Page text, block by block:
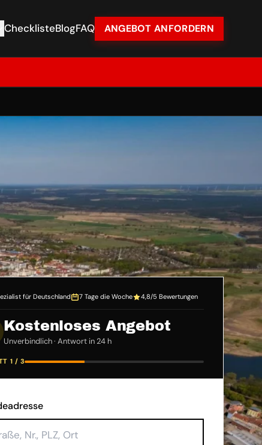
ChecklisteBlogFAQ ANGEBOT ANFORDERN
für Deutschland 7 Tage die Woche 4,8/5 Bewertungen
Kostenloses Angebot
Unverbindlich · Antwort in 24 h
1 / 3